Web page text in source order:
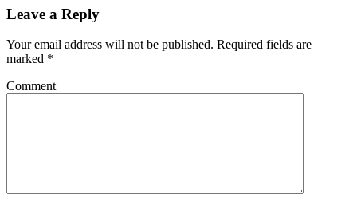
Leave a Reply
Your email address will not be published. Required fields are
marked *
Comment